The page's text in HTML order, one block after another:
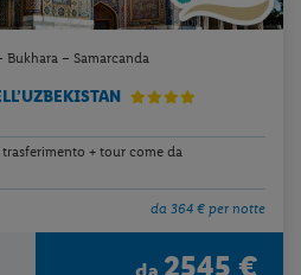
Bukhara – Samarcanda
+ tour come da
da 364 € per notte
2545 €